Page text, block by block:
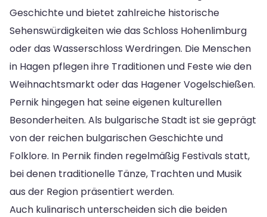
Geschichte und bietet zahlreiche historische
Sehenswürdigkeiten wie das Schloss Hohenlimburg
oder das Wasserschloss Werdringen. Die Menschen
in Hagen pflegen ihre Traditionen und Feste wie den
Weihnachtsmarkt oder das Hagener Vogelschießen.
Pernik hingegen hat seine eigenen kulturellen
Besonderheiten. Als bulgarische Stadt ist sie geprägt
von der reichen bulgarischen Geschichte und
Folklore. In Pernik finden regelmäßig Festivals statt,
bei denen traditionelle Tänze, Trachten und Musik
aus der Region präsentiert werden.
Auch kulinarisch unterscheiden sich die beiden